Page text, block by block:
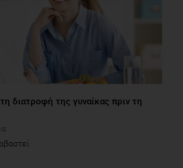
διατροφή της γυναίκας πριν τη